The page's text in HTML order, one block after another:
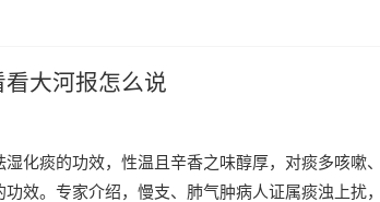
大河报怎么说
化痰的功效，性温且辛香之味醇厚，对痰多咳嗽
效。专家介绍，慢支、肺气肿病人证属痰浊上扰